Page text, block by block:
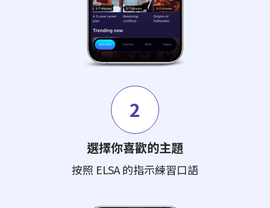
2
選擇你喜歡的主題
按照 ELSA 的指示練習口語